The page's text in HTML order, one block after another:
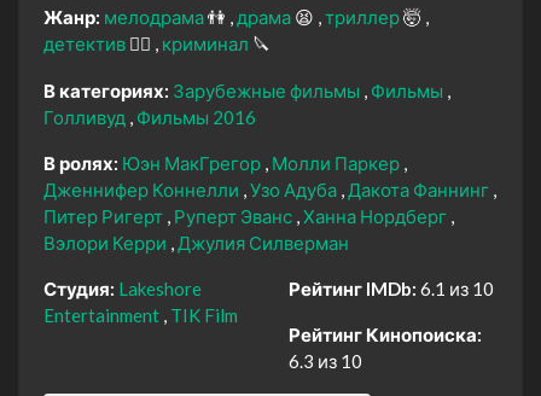
Жанр: мелодрама👫 драма 😫 триллер🤯
детектив 🕵️‍♂️ криминал 🔪
В категориях: Зарубежные фильмы
Фильмы
Голливуд
Фильмы 2016
В ролях: Юэн МакГрегор Молли Паркер
Дженнифер Коннелли Узо Адуба Дакота Фаннинг
Питер Ригерт Руперт Эванс Ханна Нордберг
Вэлори Керри
Джулия Силверман
Студия: Lakeshore
Entertainment TIK Film
Рейтинг IMDb: 6.1 из 10
Рейтинг Кинопоиска:
6.3 из 10